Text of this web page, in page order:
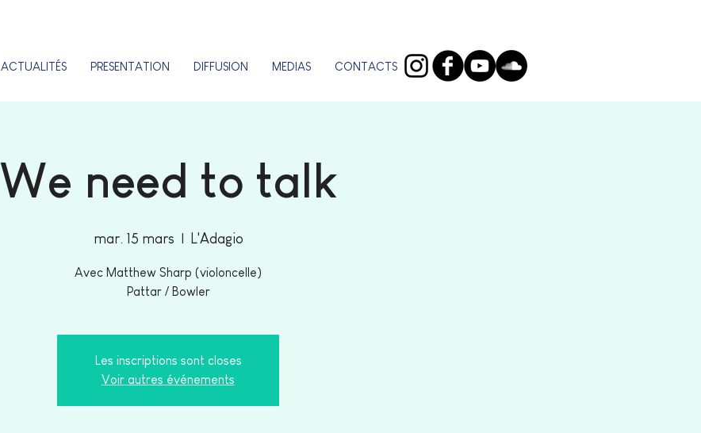
ACTUALITÉS PRESENTATION DIFFUSION MEDIAS CONTACTS
We need to talk
mar. 15 mars L'Adagio
Avec Matthew Sharp (violoncelle)
Pattar / Bowler
Les inscriptions sont closes
Voir autres événements